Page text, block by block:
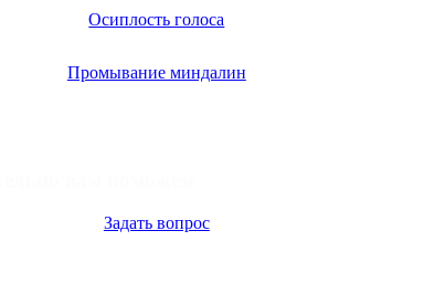
Осиплость голоса
Промывание миндалин
Задать вопрос